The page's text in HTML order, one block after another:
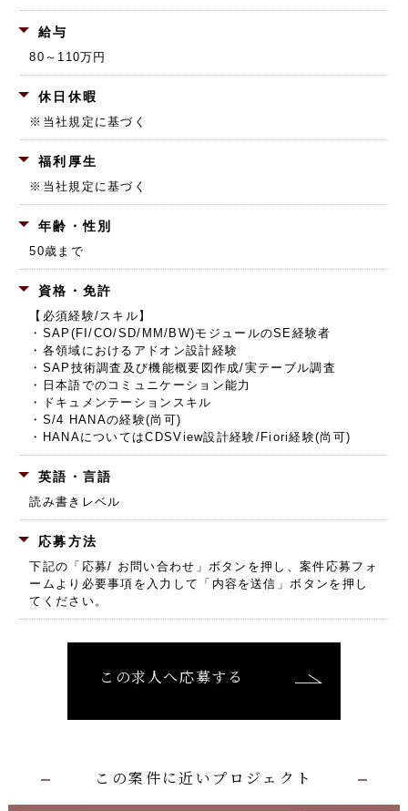
給与
80～110万円
休日休暇
※当社規定に基づく
福利厚生
※当社規定に基づく
年齢・性別
50歳まで
資格・免許
【必須経験/スキル】
・SAP(FI/CO/SD/MM/BW)モジュールのSE経験者
・各領域におけるアドオン設計経験
・SAP技術調査及び機能概要図作成/実テーブル調査
・日本語でのコミュニケーション能力
・ドキュメンテーションスキル
・S/4 HANAの経験(尚可)
・HANAについてはCDSView設計経験/Fiori経験(尚可)
英語・言語
読み書きレベル
応募方法
下記の「応募/ お問い合わせ」ボタンを押し、 案件応募フォ
ームより必要事項を入力して「内容を送信」ボタンを押し
てください。
この求人へ応募する
この案件に近いプロジェクト